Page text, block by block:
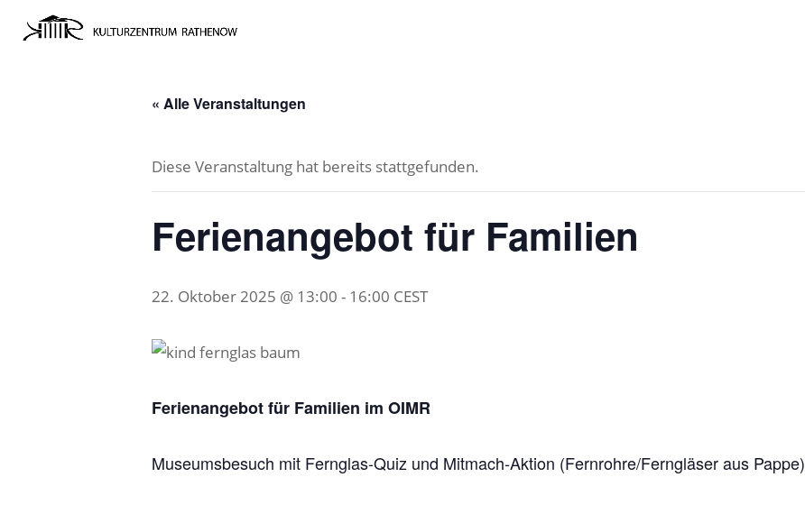
« Alle Veranstaltungen
Diese Veranstaltung hat bereits stattgefunden.
Ferienangebot für Familien
22. Oktober 2025 @ 13:00 - 16:00 CEST
Ferienangebot für Familien im OIMR
Museumsbesuch mit Fernglas-Quiz und Mitmach-Aktion (Fernrohre/Ferngläser aus Pappe)